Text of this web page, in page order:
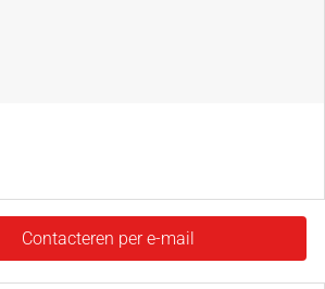
Contacteren per e-mail